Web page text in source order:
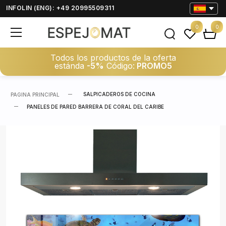
INFOLIN (ENG): +49 20995509311
Todos los productos de la oferta
estánda -5% Código: PROMO5
0 0
PAGINA PRINCIPAL SALPICADEROS DE COCINA
PANELES DE PARED BARRERA DE CORAL DEL CARIBE